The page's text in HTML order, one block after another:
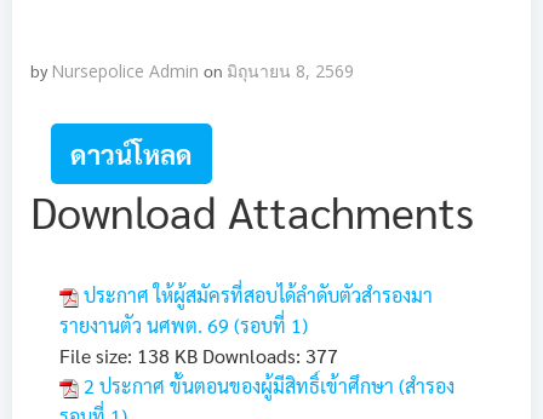
by Nursepolice Admin on มิถุนายน 8, 2569
ดาวน์โหลด
Download Attachments
ประกาศ ให้ผู้สมัครที่สอบได้ลำดับตัวสำรองมา
รายงานตัว นศพต. 69 (รอบที่ 1)
File size: 138 KB Downloads: 377
2 ประกาศ ขั้นตอนของผู้มีสิทธิ์เข้าศึกษา (สำรอง